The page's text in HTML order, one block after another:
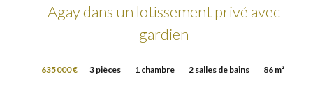
Agay dans un lotissement privé avec
gardien
635 000 € 3 pièces 1 chambre 2 salles de bains 86 m²